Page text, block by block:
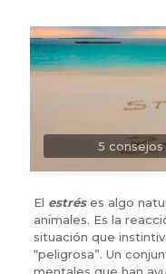
5
El estréses algo
animales. Es la
situación que
“peligrosa”. Un